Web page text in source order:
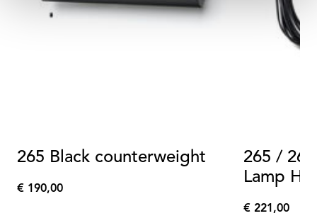
265 Black counterweight
€
€ 190,00
265 /
Lamp
€
€ 221,00